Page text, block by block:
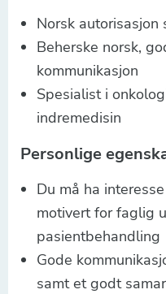
Norsk autorisasjon
Beherske norsk,
kommunikasjon
Spesialist i
indremedisin
Personlige
Du må ha
motivert for faglig
pasientbehandling
Gode
samt et godt